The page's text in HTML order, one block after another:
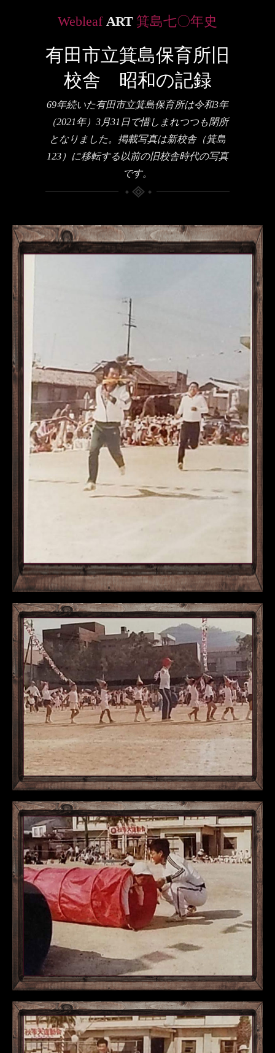
Webleaf ART箕島七〇年史
有田市立箕島保育所旧
校舎 昭和の記録
69年続いた有田市立箕島保育所は令和3年
（2021年）3月31日で惜しまれつつも閉所
となりました。掲載写真は新校舎（箕島
123）に移転する以前の旧校舎時代の写真
です。